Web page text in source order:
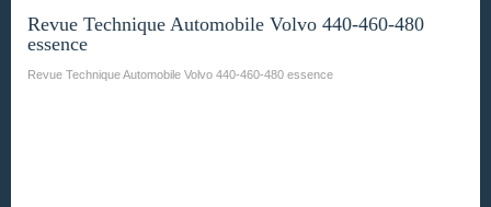
Revue Technique Automobile Volvo 440-460-480
essence
Revue Technique Automobile Volvo 440-460-480 essence